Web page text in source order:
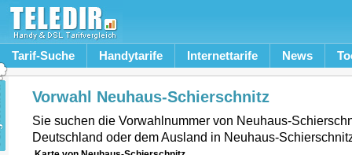
Tarif-Suche Handytarife Internettarife News
Vorwahl Neuhaus-Schierschnitz
Sie suchen die Vorwahlnummer von Neuhaus-
Deutschland oder dem Ausland in Neuhaus-